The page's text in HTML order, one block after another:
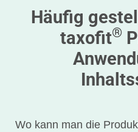
Häufig
taxofit®
Wo kann man die